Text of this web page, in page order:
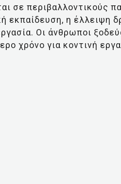
σε περιβαλλοντικούς
εκπαίδευση, η έλλειψη
Οι άνθρωποι
χρόνο για κοντινή